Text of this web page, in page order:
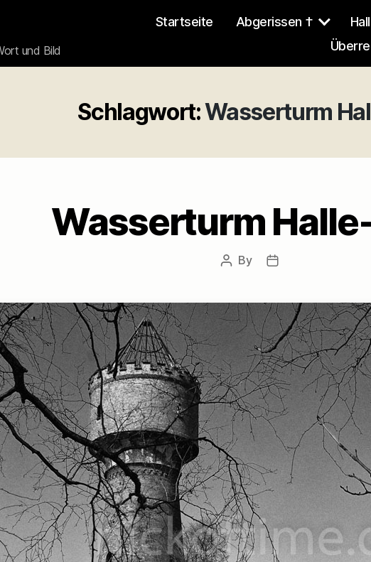
und Bild
Startseite Abgerissen †
Schlagwort:Wasserturm
Wasserturm
Post
By
Post